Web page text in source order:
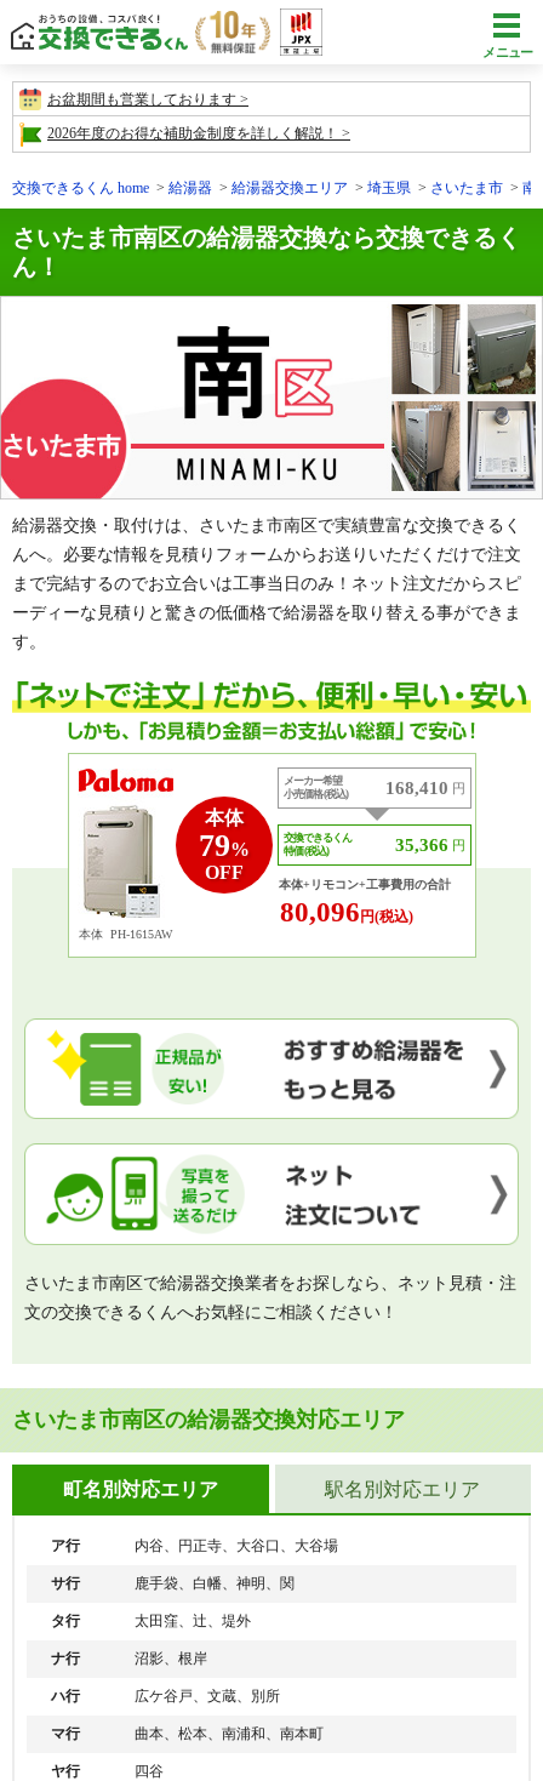
メニュー
お盆期間も営業しております
2026年度のお得な補助金制度を詳しく解説！
交換できるくん home 給湯器 給湯器交換エリア 埼玉県 さいたま市 南
さいたま市南区の給湯器交換なら交換できるく
ん！
給湯器交換・取付けは、さいたま市南区で実績豊富な交換できるく
んへ。必要な情報を見積りフォームからお送りいただくだけで注文
まで完結するのでお立合いは工事当日のみ！ネット注文だからスピ
ーディーな見積りと驚きの低価格で給湯器を取り替える事ができま
す。
本体
79%
OFF
本体 PH-1615AW
メーカー希望
小売価格 (税込)
168,410 円
交換できるくん
特価 (税込)
35,366 円
本体+リモコン+工事費用の合計
80,096円(税込)
さいたま市南区で給湯器交換業者をお探しなら、ネット見積・注
文の交換できるくんへお気軽にご相談ください！
さいたま市南区の給湯器交換対応エリア
町名別対応エリア
ア行 内谷、円正寺、大谷口、大谷場
サ行 鹿手袋、白幡、神明、関
タ行 太田窪、辻、堤外
ナ行 沼影、根岸
ハ行 広ケ谷戸、文蔵、別所
マ行 曲本、松本、南浦和、南本町
ヤ行 四谷
駅名別対応エリア